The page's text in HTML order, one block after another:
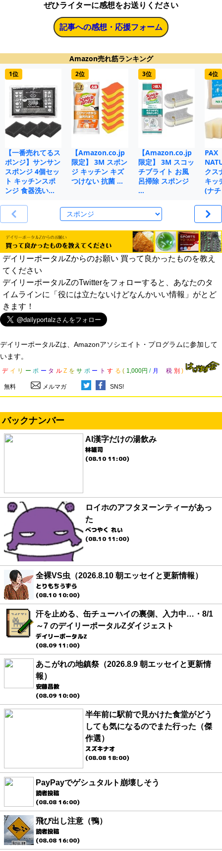
ぜひライターに感想をお送りください
記事への感想・応援フォーム
Amazon売れ筋ランキング
1位
【一番売れてるス
ポンジ】サンサン
スポンジ 4個セッ
ト キッチンスポ
ンジ 食器洗い…
2位
【Amazon.co.jp
限定】 3M スポン
ジ キッチン キズ
つけない 抗菌 …
3位
【Amazon.co.jp
限定】 3M スコッ
チブライト お風
呂掃除 スポンジ
…
4位
PAX
クス
キッ
(ナ
デイリーポータルZからのお願い 買って良かったものを教え
てください
デイリーポータルZのTwitterをフォローすると、あなたのタ
イムラインに「役には立たないけどなんかいい情報」がとど
きます！
デイリーポータルZは、Amazonアソシエイト・プログラムに参加して
います。
デ イ リ ー ポ ー タ ル Z を サ ポ ー ト す る ( 1,000円 / 月 税 別 )
無料 メルマガ SNS!
バックナンバー
AI漢字だけの湯飲み
林雄司
(08.10 11:00)
ロイホのアフタヌーンティーがあっ
た
べつやく れい
(08.10 11:00)
全裸VS虫（2026.8.10 朝エッセイと更新情報）
とりもちうずら
(08.10 10:00)
汗を止める、缶チューハイの裏側、入力中…・8/1
～7 のデイリーポータルZダイジェスト
デイリーポータルZ
(08.09 11:00)
あこがれの地鎮祭（2026.8.9 朝エッセイと更新情
報）
安藤昌教
(08.09 10:00)
半年前に駅前で見かけた食堂がどう
しても気になるのでまた行った（傑
作選）
スズキナオ
(08.08 18:00)
PayPayでゲシュタルト崩壊しそう
読者投稿
(08.08 16:00)
飛び出し注意（鴨）
読者投稿
(08.08 16:00)